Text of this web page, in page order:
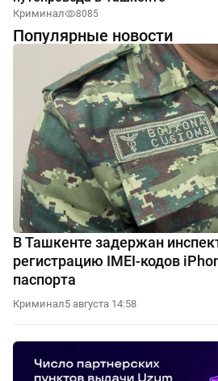
Криминал 8085
Популярные новости
В Ташкенте задержан
регистрацию IMEI-кодов
паспорта
Криминал5 августа 14:58